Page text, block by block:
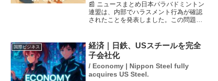
📰 ニュースまとめ日本パラバドミントン
連盟は、内部でハラスメント行為が確認
されたことを発表しました。この問題は
しています。ハラスメントは選手や関係
者に深刻な影響を及ぼす...
国際ビジネス
経済｜日鉄、USスチールを完全
子会社化
/ Economy | Nippon Steel fully
acquires US Steel.